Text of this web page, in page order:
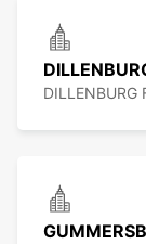
DILLENBURG